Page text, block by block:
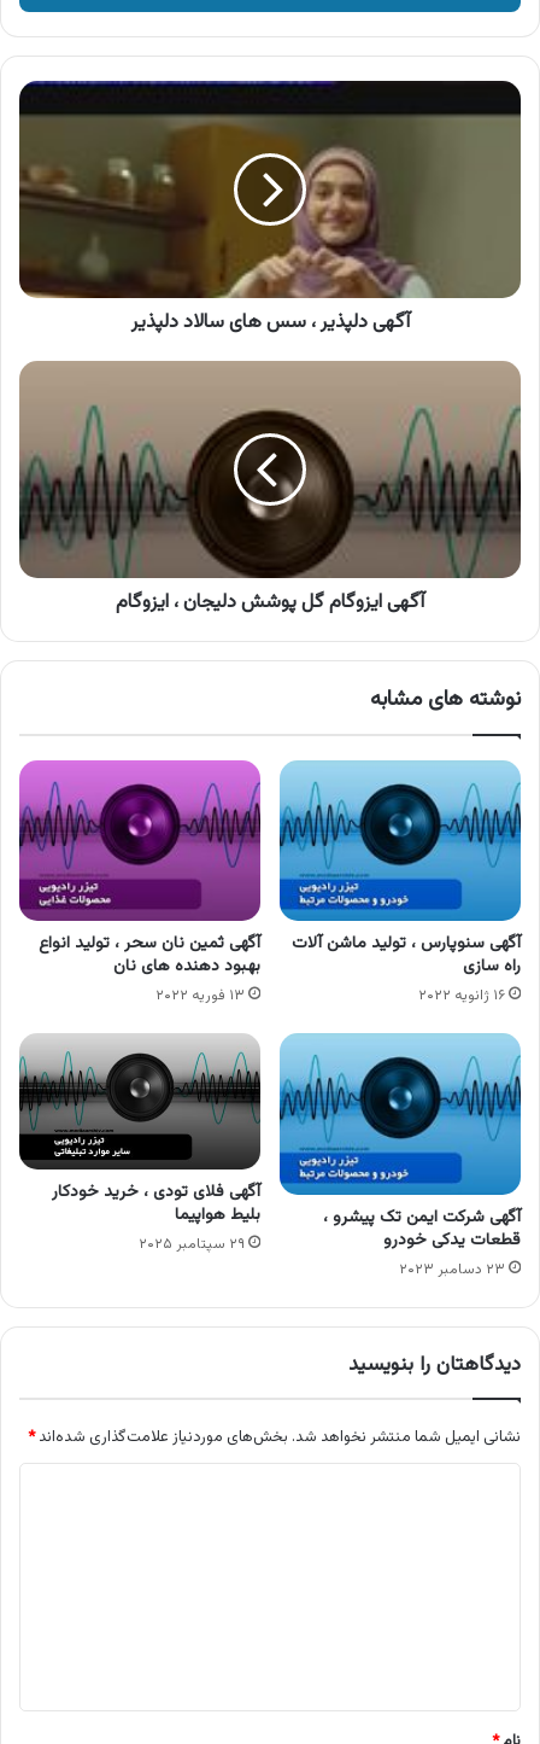
وارد
کنید
آگهی
دلپذیر
آگهی دلپذیر ، سس های سالاد دلپذیر
آگهی
گل
پوشش
دلیجان
ایزوگام
آگهی ایزوگام گل پوشش دلیجان ، ایزوگام
نوشته های مشابه
آگهی سنوپارس ، تولید ماشن آلات
راه سازی
۱۶ ژانویه ۲۰۲۲
آگهی ثمین نان سحر ، تولید انواع
بهبود دهنده های نان
۱۳ فوریه ۲۰۲۲
آگهی شرکت ایمن تک پیشرو ،
قطعات یدکی خودرو
۲۳ دسامبر ۲۰۲۳
آگهی فلای تودی ، خرید خودکار
بلیط هواپیما
۲۹ سپتامبر ۲۰۲۵
دیدگاهتان را بنویسید
نشانی ایمیل شما منتشر نخواهد شد. بخش‌های موردنیاز علامت‌گذاری شده‌اند*